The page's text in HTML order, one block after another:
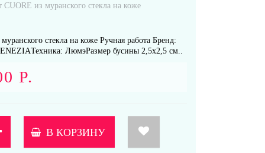
CUORE из муранского стекла на коже
стекла на коже Ручная работа Бренд:
ЛюмэРазмер бусины 2,5х2,5 см..
Р.
В КОРЗИНУ